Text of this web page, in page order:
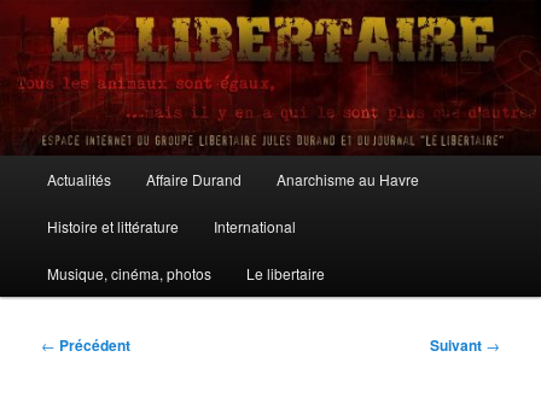
Aller
contenu
principalLe Libertaire
principal
Actualités Affaire Durand Anarchisme au Havre
Histoire et littérature International
Musique, cinéma, photos Le libertaire
Navigation
← Précédent Suivant →